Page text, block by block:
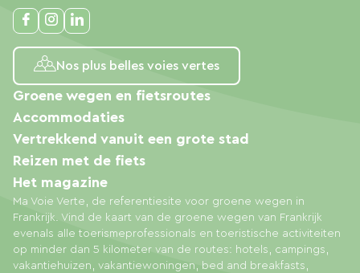
Nos plus belles voies vertes
Ma Voie Verte, de referentiesite voor groene wegen in
Frankrijk. Vind de kaart van de groene wegen van Frankrijk
evenals alle toerismeprofessionals en toeristische activiteiten
op minder dan 5 kilometer van de routes: hotels, campings,
vakantiehuizen, vakantiewoningen, bed and breakfasts,
Groene wegen en fietsroutes
Accommodaties
Vertrekkend vanuit een grote stad
Reizen met de fiets
Het magazine